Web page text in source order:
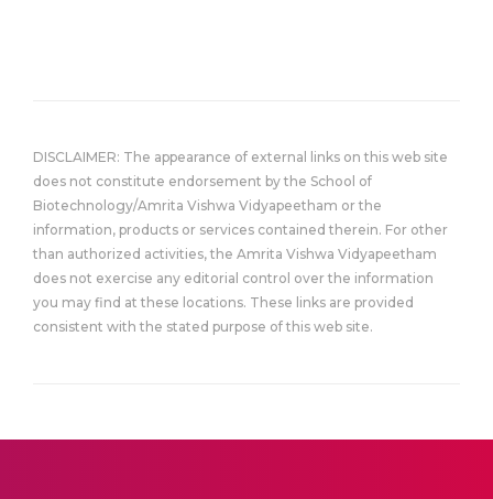
DISCLAIMER: The appearance of external links on this web site
does not constitute endorsement by the School of
Biotechnology/Amrita Vishwa Vidyapeetham or the
information, products or services contained therein. For other
than authorized activities, the Amrita Vishwa Vidyapeetham
does not exercise any editorial control over the information
you may find at these locations. These links are provided
consistent with the stated purpose of this web site.